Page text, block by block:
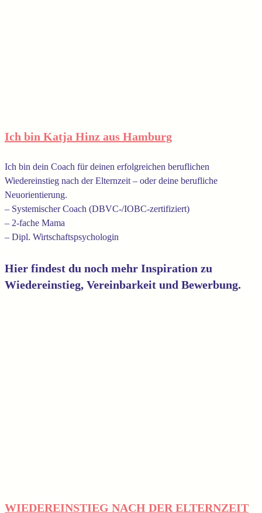
Ich bin Katja Hinz aus Hamburg
Ich bin dein Coach für deinen erfolgreichen beruflichen
Wiedereinstieg nach der Elternzeit – oder deine berufliche
Neuorientierung.
– Systemischer Coach (DBVC-/IOBC-zertifiziert)
– 2-fache Mama
– Dipl. Wirtschaftspsychologin
Hier findest du noch mehr Inspiration zu
Wiedereinstieg, Vereinbarkeit und Bewerbung.
WIEDEREINSTIEG NACH DER ELTERNZEIT